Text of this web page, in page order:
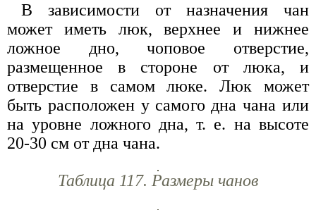
В зависимости от назначения чан
может иметь люк, верхнее и нижнее
ложное дно, чоповое отверстие,
размещенное в стороне от люка, и
отверстие в самом люке. Люк может
быть расположен у самого дна чана или
на уровне ложного дна, т. е. на высоте
20-30 см от дна чана.
Таблица 117. Размеры чанов